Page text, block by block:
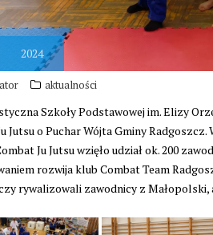
2024
aktualności
Szkoły Podstawowej im. Elizy
Jutsu o Puchar Wójta Gminy
Ju Jutsu wzięło udział ok. 200
rozwija klub Combat Team
rywalizowali zawodnicy z Małopolski,